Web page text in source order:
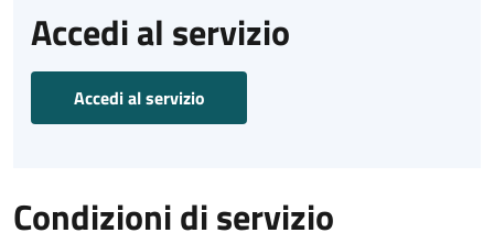
Accedi al servizio
Accedi al servizio
Condizioni di servizio